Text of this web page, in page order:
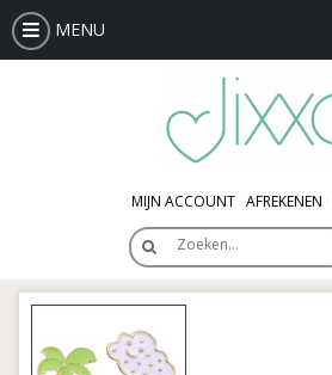
MENU
MIJN ACCOUNT AFREKENEN
Zoeken…